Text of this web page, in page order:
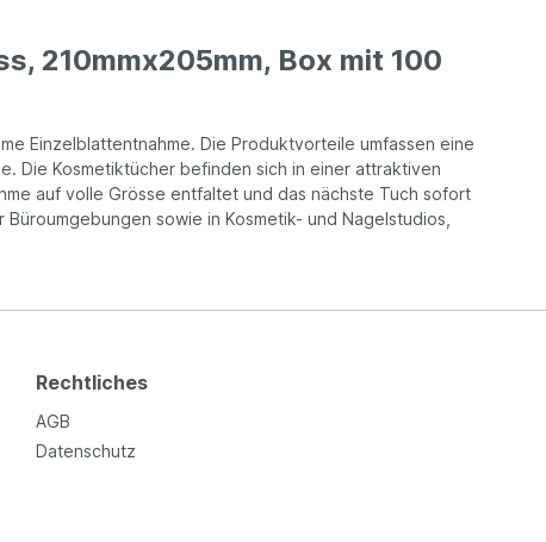
210mmx205mm, Box mit 100
Einzelblattentnahme. Die Produktvorteile umfassen eine
Die Kosmetiktücher befinden sich in einer attraktiven
auf volle Grösse entfaltet und das nächste Tuch sofort
sowie in Kosmetik- und Nagelstudios,
Rechtliches
AGB
Datenschutz